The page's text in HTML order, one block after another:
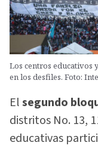
Los centros educativos
en los desfiles. Foto:
Elsegundo
distritos No. 13,
educativas